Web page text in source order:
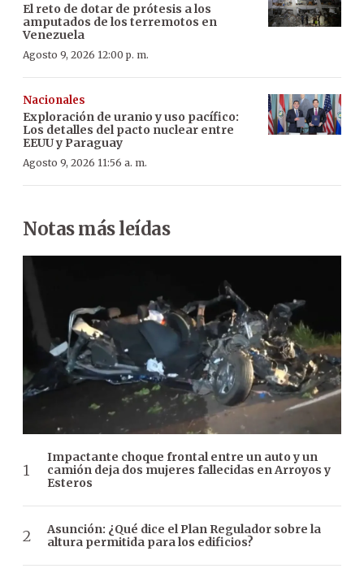
El reto de dotar de prótesis a los
amputados de los terremotos en
Venezuela
Agosto 9, 2026 12:00 p. m.
Nacionales
Exploración de uranio y uso pacífico:
Los detalles del pacto nuclear entre
EEUU y Paraguay
Agosto 9, 2026 11:56 a. m.
Notas más leídas
Impactante choque frontal entre un auto y un
camión deja dos mujeres fallecidas en Arroyos y
Esteros
Asunción: ¿Qué dice el Plan Regulador sobre la
altura permitida para los edificios?